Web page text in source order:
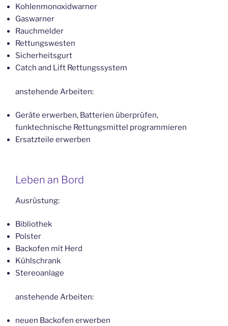
Kohlenmonoxidwarner
Gaswarner
Rauchmelder
Rettungswesten
Sicherheitsgurt
Catch and Lift Rettungssystem
anstehende Arbeiten:
Geräte erwerben, Batterien überprüfen,
funktechnische Rettungsmittel programmieren
Ersatzteile erwerben
Leben an Bord
Ausrüstung:
Bibliothek
Polster
Backofen mit Herd
Kühlschrank
Stereoanlage
anstehende Arbeiten:
neuen Backofen erwerben